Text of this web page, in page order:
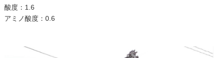
酸度：1.6
アミノ酸度：0.6